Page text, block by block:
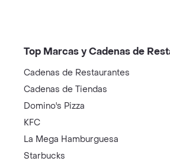
Top Marcas y Cadenas de
Cadenas de Restaurantes
Cadenas de Tiendas
Domino's Pizza
KFC
La Mega Hamburguesa
Starbucks